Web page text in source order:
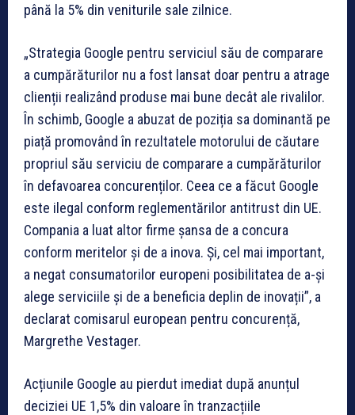
până la 5% din veniturile sale zilnice.
„Strategia Google pentru serviciul său de comparare
a cumpărăturilor nu a fost lansat doar pentru a atrage
clienții realizând produse mai bune decât ale rivalilor.
În schimb, Google a abuzat de poziția sa dominantă pe
piață promovând în rezultatele motorului de căutare
propriul său serviciu de comparare a cumpărăturilor
în defavoarea concurenților. Ceea ce a făcut Google
este ilegal conform reglementărilor antitrust din UE.
Compania a luat altor firme șansa de a concura
conform meritelor și de a inova. Și, cel mai important,
a negat consumatorilor europeni posibilitatea de a-și
alege serviciile și de a beneficia deplin de inovații”, a
declarat comisarul european pentru concurență,
Margrethe Vestager.
Acțiunile Google au pierdut imediat după anunțul
deciziei UE 1,5% din valoare în tranzacțiile